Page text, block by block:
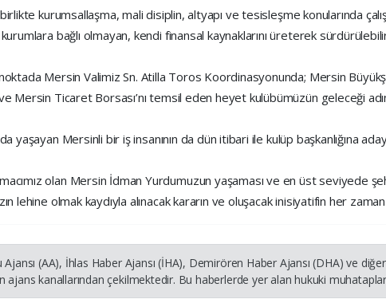
kurumsallaşma, mali disiplin, altyapı ve tesisleşme konularında
kurumlara bağlı olmayan, kendi finansal kaynaklarını üreterek
Mersin Valimiz Sn. Atilla Toros Koordinasyonunda; Mersin
Mersin Ticaret Borsası’nı temsil eden heyet kulübümüzün geleceği
yaşayan Mersinli bir iş insanının da dün itibari ile kulüp başkanlığına
olan Mersin İdman Yurdumuzun yaşaması ve en üst seviyede
lehine olmak kaydıyla alınacak kararın ve oluşacak inisiyatifin her
Ajansı (AA), İhlas Haber Ajansı (İHA), Demirören Haber Ajansı (DHA) ve
ajans kanallarından çekilmektedir. Bu haberlerde yer alan hukuki